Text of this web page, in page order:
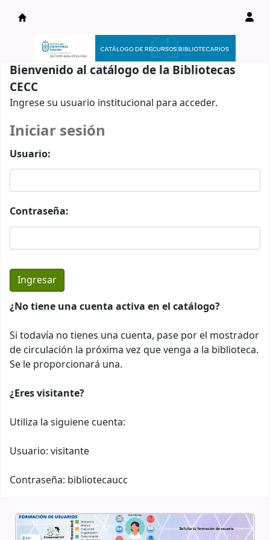
Catálogo en línea
Bienvenido al catálogo de la Bibliotecas
CECC
Ingrese su usuario institucional para acceder.
Iniciar sesión
Usuario:
Contraseña:
¿No tiene una cuenta activa en el catálogo?
Si todavía no tienes una cuenta, pase por el mostrador
de circulación la próxima vez que venga a la biblioteca.
Se le proporcionará una.
¿Eres visitante?
Utiliza la siguiene cuenta:
Usuario: visitante
Contraseña: bibliotecaucc